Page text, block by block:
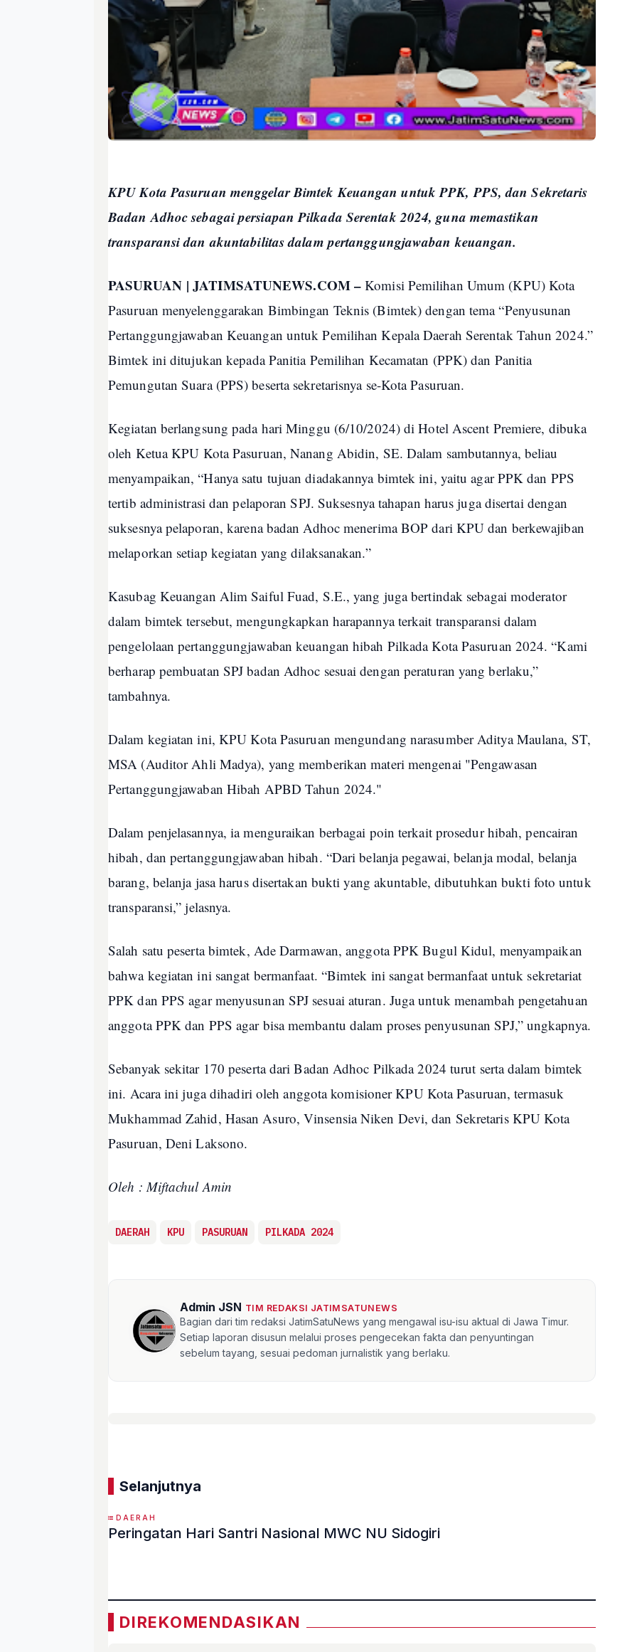
KPU Kota Pasuruan menggelar Bimtek Keuangan untuk PPK, PPS, dan Sekretaris
Badan Adhoc sebagai persiapan Pilkada Serentak 2024, guna memastikan
transparansi dan akuntabilitas dalam pertanggungjawaban keuangan.
PASURUAN | JATIMSATUNEWS.COM – Komisi Pemilihan Umum (KPU) Kota
Pasuruan menyelenggarakan Bimbingan Teknis (Bimtek) dengan tema “Penyusunan
Pertanggungjawaban Keuangan untuk Pemilihan Kepala Daerah Serentak Tahun 2024.”
Bimtek ini ditujukan kepada Panitia Pemilihan Kecamatan (PPK) dan Panitia
Pemungutan Suara (PPS) beserta sekretarisnya se-Kota Pasuruan.
Kegiatan berlangsung pada hari Minggu (6/10/2024) di Hotel Ascent Premiere, dibuka
oleh Ketua KPU Kota Pasuruan, Nanang Abidin, SE. Dalam sambutannya, beliau
menyampaikan, “Hanya satu tujuan diadakannya bimtek ini, yaitu agar PPK dan PPS
tertib administrasi dan pelaporan SPJ. Suksesnya tahapan harus juga disertai dengan
suksesnya pelaporan, karena badan Adhoc menerima BOP dari KPU dan berkewajiban
melaporkan setiap kegiatan yang dilaksanakan.”
Kasubag Keuangan Alim Saiful Fuad, S.E., yang juga bertindak sebagai moderator
dalam bimtek tersebut, mengungkapkan harapannya terkait transparansi dalam
pengelolaan pertanggungjawaban keuangan hibah Pilkada Kota Pasuruan 2024. “Kami
berharap pembuatan SPJ badan Adhoc sesuai dengan peraturan yang berlaku,”
tambahnya.
Dalam kegiatan ini, KPU Kota Pasuruan mengundang narasumber Aditya Maulana, ST,
MSA (Auditor Ahli Madya), yang memberikan materi mengenai "Pengawasan
Pertanggungjawaban Hibah APBD Tahun 2024."
Dalam penjelasannya, ia menguraikan berbagai poin terkait prosedur hibah, pencairan
hibah, dan pertanggungjawaban hibah. “Dari belanja pegawai, belanja modal, belanja
barang, belanja jasa harus disertakan bukti yang akuntable, dibutuhkan bukti foto untuk
transparansi,” jelasnya.
Salah satu peserta bimtek, Ade Darmawan, anggota PPK Bugul Kidul, menyampaikan
bahwa kegiatan ini sangat bermanfaat. “Bimtek ini sangat bermanfaat untuk sekretariat
PPK dan PPS agar menyusunan SPJ sesuai aturan. Juga untuk menambah pengetahuan
anggota PPK dan PPS agar bisa membantu dalam proses penyusunan SPJ,” ungkapnya.
Sebanyak sekitar 170 peserta dari Badan Adhoc Pilkada 2024 turut serta dalam bimtek
ini. Acara ini juga dihadiri oleh anggota komisioner KPU Kota Pasuruan, termasuk
Mukhammad Zahid, Hasan Asuro, Vinsensia Niken Devi, dan Sekretaris KPU Kota
Pasuruan, Deni Laksono.
Oleh : Miftachul Amin
DAERAH KPU PASURUAN PILKADA 2024
Admin JSN TIM REDAKSI JATIMSATUNEWS
Bagian dari tim redaksi JatimSatuNews yang mengawal isu-isu aktual di Jawa Timur.
Setiap laporan disusun melalui proses pengecekan fakta dan penyuntingan
sebelum tayang, sesuai pedoman jurnalistik yang berlaku.
Selanjutnya
DAERAH
Peringatan Hari Santri Nasional MWC NU Sidogiri
DIREKOMENDASIKAN